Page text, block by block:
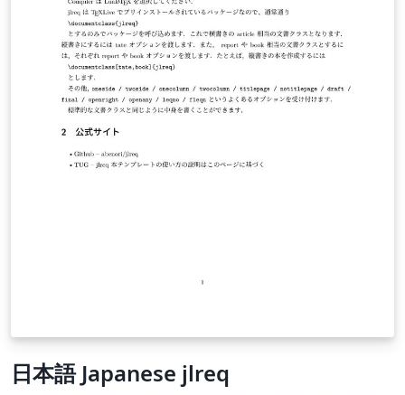
日本語 Japanese jlreq